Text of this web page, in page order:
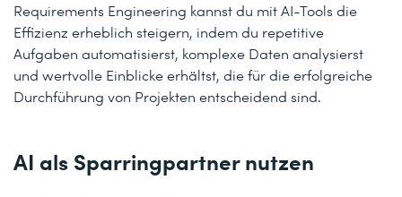
Requirements Engineering kannst du mit AI-Tools die
Effizienz erheblich steigern, indem du repetitive
Aufgaben automatisierst, komplexe Daten analysierst
und wertvolle Einblicke erhältst, die für die erfolgreiche
Durchführung von Projekten entscheidend sind.
AI als Sparringpartner nutzen